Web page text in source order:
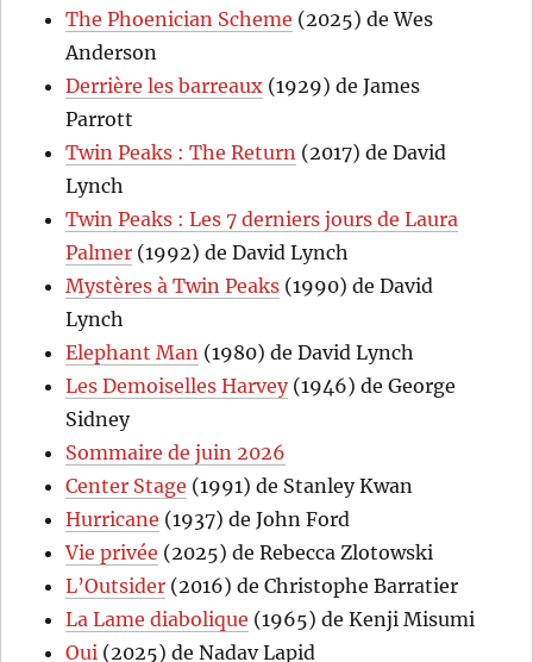
The Phoenician Scheme (2025) de Wes
Anderson
Derrière les barreaux (1929) de James
Parrott
Twin Peaks : The Return (2017) de David
Lynch
Twin Peaks : Les 7 derniers jours de Laura
Palmer (1992) de David Lynch
Mystères à Twin Peaks (1990) de David
Lynch
Elephant Man (1980) de David Lynch
Les Demoiselles Harvey(1946) de George
Sidney
Sommaire de juin 2026
Center Stage (1991) de Stanley Kwan
Hurricane (1937) de John Ford
Vie privée (2025) de Rebecca Zlotowski
L’Outsider (2016) de Christophe Barratier
La Lame diabolique (1965) de Kenji Misumi
Oui (2025) de Nadav Lapid